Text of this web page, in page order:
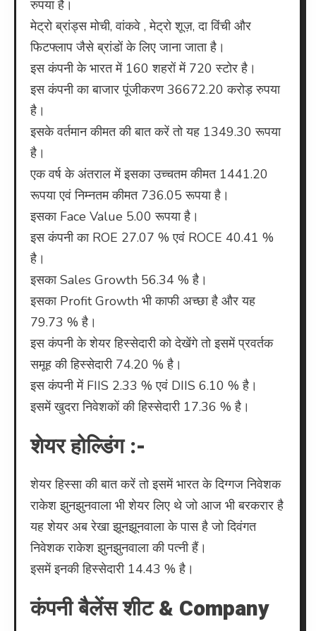
रुपया है।
मेट्रो ब्रांड्स मोची, वांकवे , मेट्रो शूज़, दा विंची और
फिटफ्लाप जैसे ब्रांडों के लिए जाना जाता है।
इस कंपनी के भारत में 160 शहरों में 720 स्टोर है।
इस कंपनी का बाजार पूंजीकरण 36672.20 करोड़ रुपया
है।
इसके वर्तमान कीमत की बात करें तो यह 1349.30 रूपया
है।
एक वर्ष के अंतराल में इसका उच्चतम कीमत 1441.20
रूपया एवं निम्नतम कीमत 736.05 रूपया है।
इसका Face Value 5.00 रूपया है।
इस कंपनी का ROE 27.07 % एवं ROCE 40.41 %
है।
इसका Sales Growth 56.34 % है।
इसका Profit Growth भी काफी अच्छा है और यह
79.73 % है।
इस कंपनी के शेयर हिस्सेदारी को देखेंगे तो इसमें प्रवर्तक
समूह की हिस्सेदारी 74.20 % है।
इस कंपनी में FIIS 2.33 % एवं DIIS 6.10 % है।
इसमें खुदरा निवेशकों की हिस्सेदारी 17.36 % है।
शेयर होल्डिंग :-
शेयर हिस्सा की बात करें तो इसमें भारत के दिग्गज निवेशक
राकेश झुनझुनवाला भी शेयर लिए थे जो आज भी बरकरार है
यह शेयर अब रेखा झूनझूनवाला के पास है जो दिवंगत
निवेशक राकेश झुनझुनवाला की पत्नी हैं।
इसमें इनकी हिस्सेदारी 14.43 % है।
कंपनी बैलेंस शीट & Company